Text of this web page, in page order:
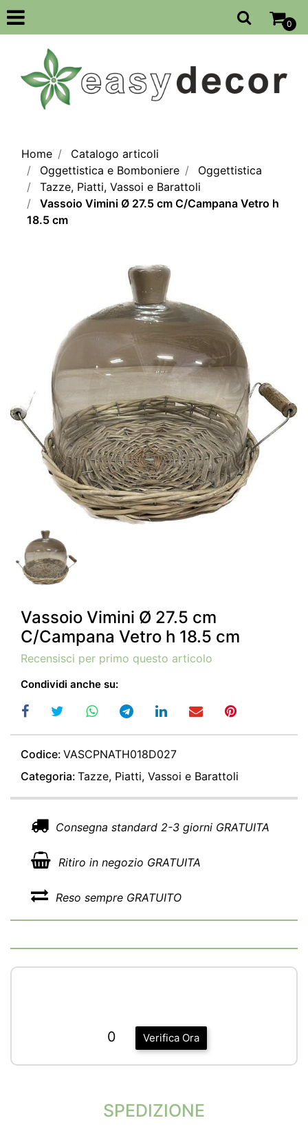
Open
0
Home
Catalogo articoli
Oggettistica e Bomboniere
Oggettistica
Tazze, Piatti, Vassoi e Barattoli
Vassoio Vimini Ø 27.5 cm C/Campana Vetro h
18.5 cm
Vassoio Vimini Ø 27.5 cm
C/Campana Vetro h 18.5 cm
Recensisci per primo questo articolo
Condividi anche su:
Codice: VASCPNATH018D027
Categoria: Tazze, Piatti, Vassoi e Barattoli
Consegna standard 2-3 giorni GRATUITA
Ritiro in negozio GRATUITA
Reso sempre GRATUITO
Verifica Ora
0
SPEDIZIONE